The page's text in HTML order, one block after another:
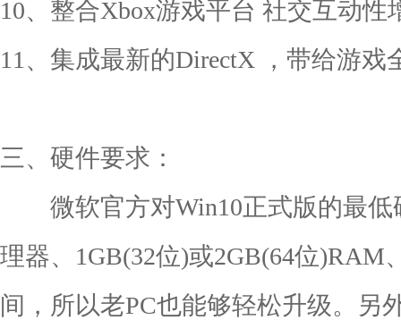
10、整合Xbox游戏平台 社交互动性
11、集成最新的DirectX ，带给游戏
三、硬件要求：
微软官方对Win10正式版的最低
理器、1GB(32位)或2GB(64位)RAM
间，所以老PC也能够轻松升级。另